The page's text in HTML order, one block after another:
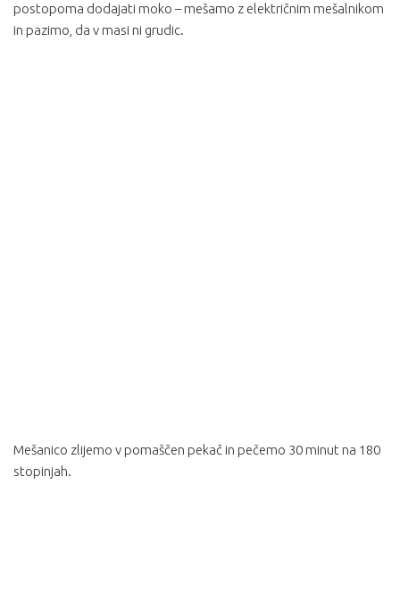
postopoma dodajati moko – mešamo z električnim mešalnikom
in pazimo, da v masi ni grudic.
Mešanico zlijemo v pomaščen pekač in pečemo 30 minut na 180
stopinjah.